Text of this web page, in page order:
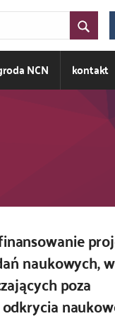
NCN kontakt
naukowych,
poza